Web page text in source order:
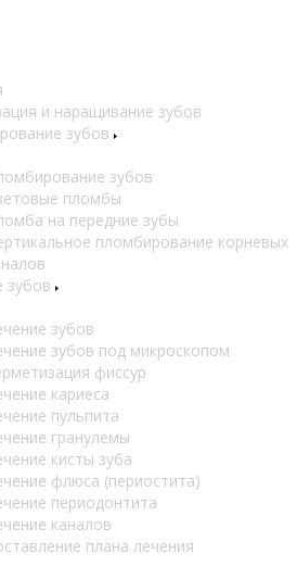
и наращивание зубов
зубов
зубов
пломбы
на передние зубы
пломбирование корневых
зубов
зубов
зубов под микроскопом
фиссур
кариеса
пульпита
гранулемы
кисты зуба
флюса (периостита)
периодонтита
каналов
плана лечения